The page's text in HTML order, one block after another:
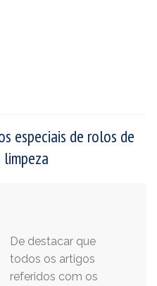
especiais de rolos de
De destacar que
todos os artigos
referidos com os